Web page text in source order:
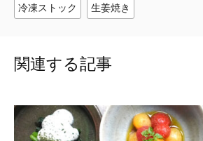
冷凍ストック 生姜焼き
関連する記事